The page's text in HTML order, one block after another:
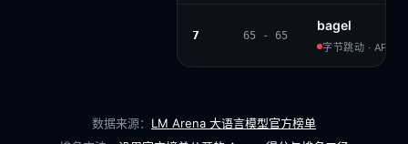
7 65 - 65
bagel
字节跳动 ·
数据来源： LM Arena 大语言模型官方榜单